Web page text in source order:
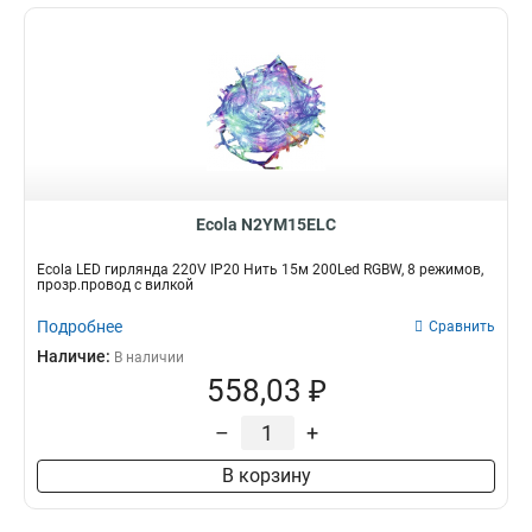
Ecola N2YM15ELC
Ecola LED гирлянда 220V IP20 Нить 15м 200Led RGBW, 8 режимов,
прозр.провод с вилкой
Подробнее Сравнить
Наличие: В наличии
558,03 ₽
– +
В корзину